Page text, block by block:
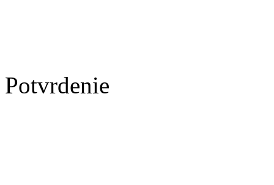
Potvrdenie